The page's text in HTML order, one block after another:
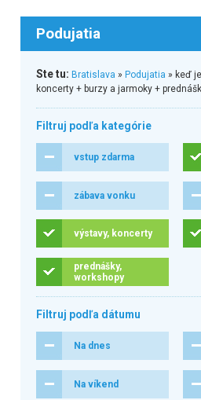
Podujatia
Ste tu: Bratislava » Podujatia » keď
koncerty + burzy a jarmoky +
Filtruj podľa kategórie
vstup zdarma
zábava vonku
výstavy, koncerty
prednášky,
workshopy
Filtruj podľa dátumu
Na dnes
Na víkend